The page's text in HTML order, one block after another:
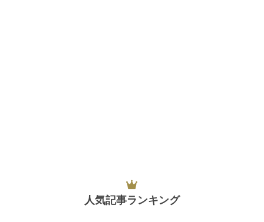
人気記事ランキング